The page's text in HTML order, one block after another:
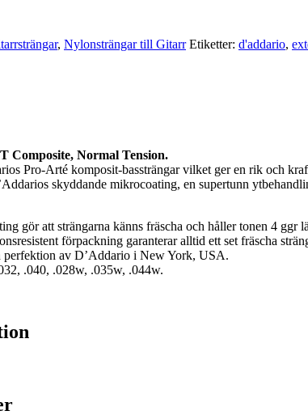
, Nylonsträngar till Gitarr Etiketter: d'addario,
Composite, Normal Tension.
Pro-Arté komposit-bassträngar vilket ger en rik och
skyddande mikrocoating, en supertunn
gör att strängarna känns fräscha och håller tonen 4 ggr
förpackning garanterar alltid ett set fräscha
perfektion av D’Addario i New York, USA.
.040, .028w, .035w, .044w.